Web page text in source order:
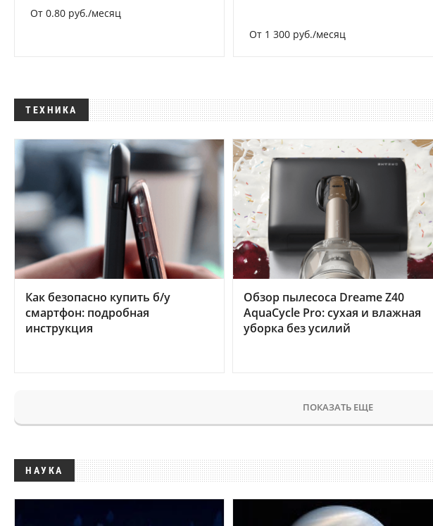
От 0.80 руб./месяц
От 1 300 руб./месяц
ТЕХНИКА
Как безопасно купить б/у
смартфон: подробная
инструкция
Обзор пылесоса Dreame Z40
AquaCycle Pro: сухая и влажная
уборка без усилий
ПОКАЗАТЬ ЕЩЕ
НАУКА